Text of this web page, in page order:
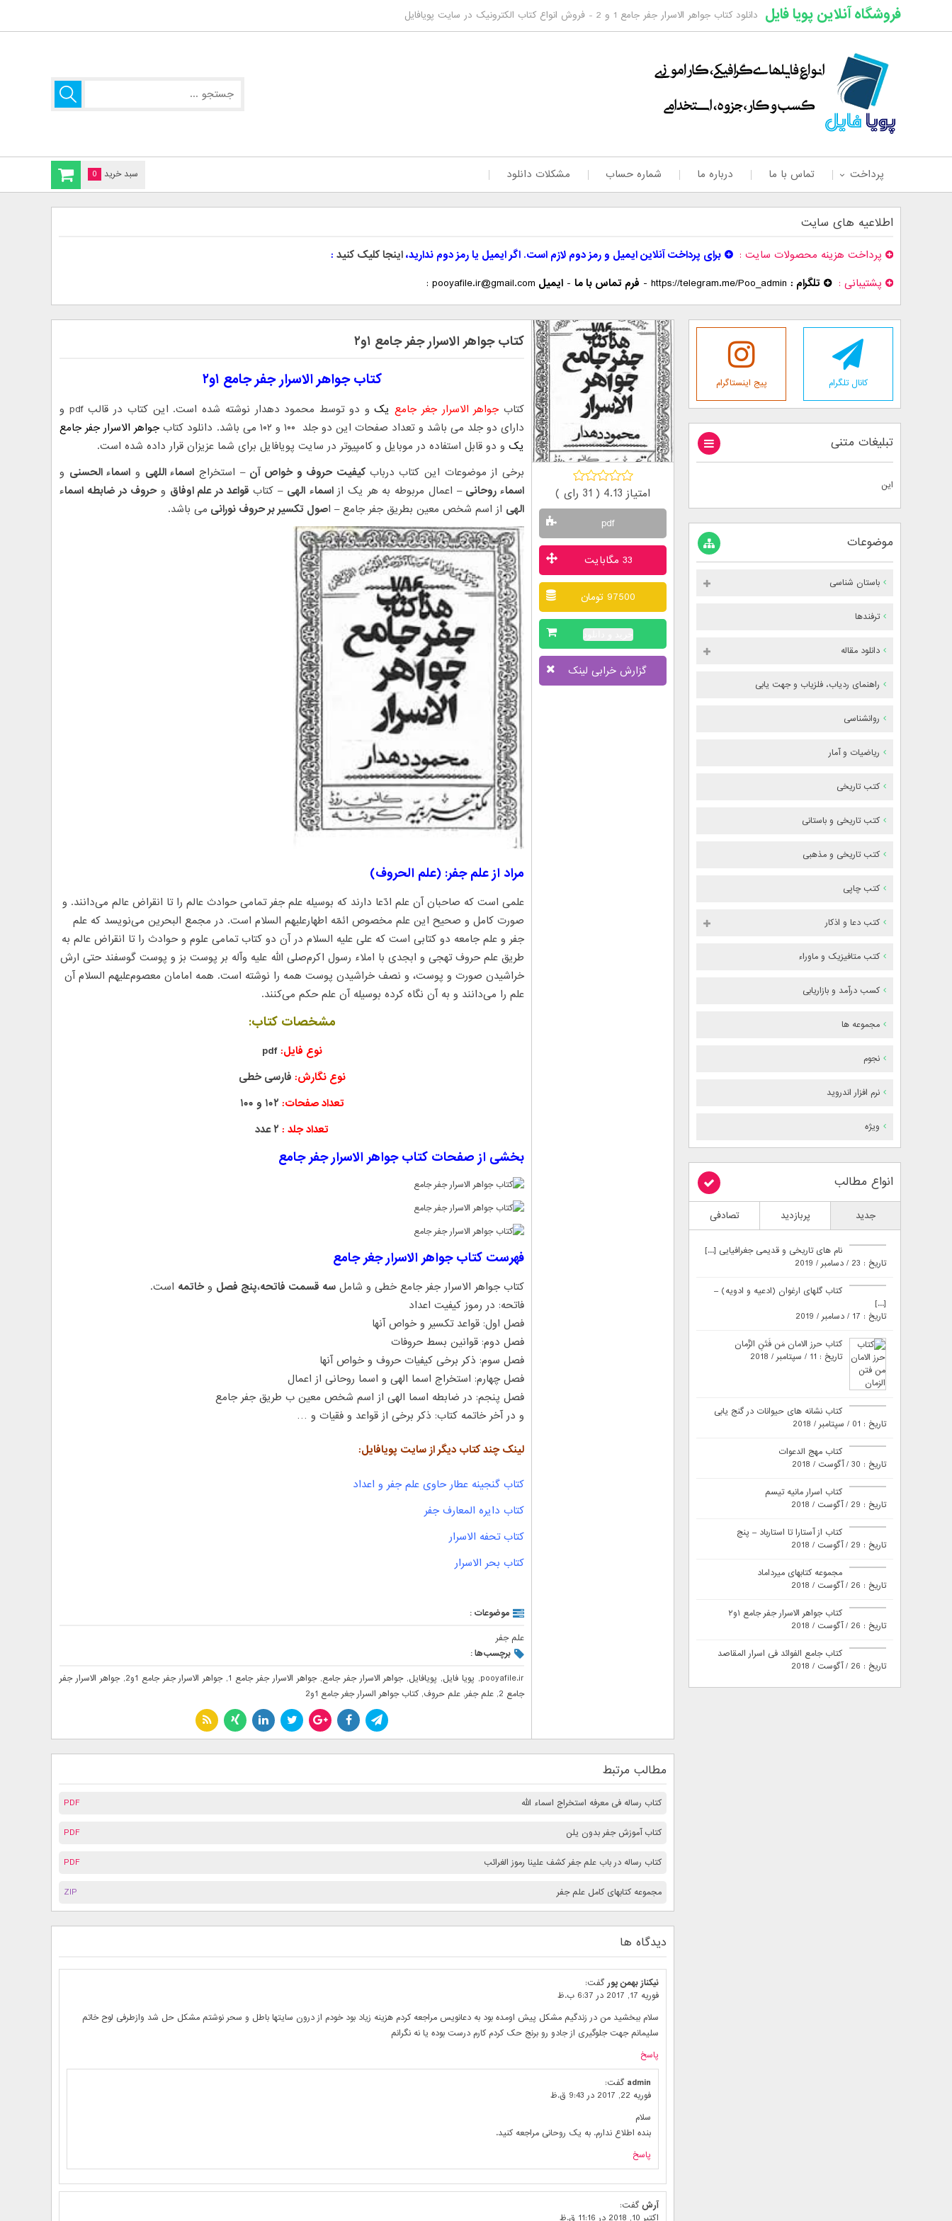
فروشگاه آنلاین پویا فایل دانلود کتاب جواهر الاسرار جفر جامع 1 و 2 - فروش انواع کتاب الکترونیک در سایت پویافایل
سبد خرید 0 پرداخت تماس با ما درباره ما شماره حساب مشکلات دانلود
اطلاعیه های سایت
پرداخت هزینه محصولات سایت برای پرداخت آنلاین ایمیل و رمز دوم لازم است. اگر ایمیل یا رمز دوم ندارید،اینجا کلیک کنید
پشتیبانی
تلگرام : https://telegram.me/Poo_admin
- فرم تماس با ما - ایمیل pooyafile.ir@gmail.com
امتیاز 4.13 ( 31 رای )
pdf
33 مگابایت
97500 تومان
خرید و دانلود
گزارش خرابی لینک
کتاب جواهر الاسرار جفر جامع ۱و۲
کتاب جواهر الاسرار جفر جامع ۱و۲
کتابجواهر الاسرار جغر جامع یک
و دو توسط محمود دهدار نوشته شده است. این کتاب در قالب pdf و
دارای دو جلد می باشد و تعداد صفحات این دو جلد ۱۰۰ و ۱۰۲ می باشد. دانلود کتاب
جواهر الاسرار جفر جامع
یک و دو قابل استفاده در موبایل و کامپیوتر در سایت پویافایل برای شما عزیزان قرار داده شده است.
برخی از موضوعات این کتاب درباب کیفیت حروف و خواص آن – استخراج اسماء اللهی و اسماء الحسنی و
اسماء روحانی – اعمال مربوطه به هر یک ازاسماء الهی – کتاب قواعد در علم اوفاق و حروف در ضابطه اسماء
الهی از اسم شخص معین بطریق جفر جامع – اصول تکسیر بر حروف نورانی می باشد.
مراد از علم جفر: (علم الحروف)
علمی است که صاحبان آن علم ادّعا دارند که بوسیله علم جفر تمامی حوادث عالم را تا انقراض عالم می‌دانند. و
صورت کامل و صحیح این علم مخصوص ائمّه اطهارعلیهم السلام است. در مجمع البحرین می‌نویسد که علم
جفر و علم جامعه دو کتابی است که علی‌ علیه السلام در آن دو کتاب تمامی علوم و حوادث را تا انقراض عالم به
طریق علم حروف تهجی و ابجدی با املاء رسول اکرم‌صلی الله علیه وآله بر پوست بز و پوست گوسفند حتی ارش
خراشیدن صورت و پوست، و نصف خراشیدن پوست همه را نوشته است. همه امامان معصوم‌علیهم السلام آن
علم را می‌دانند و به آن نگاه کرده بوسیله آن علم حکم می‌کنند.
مشخصات کتاب:
نوع فایل:pdf
نوع نگارش: فارسی خطی
تعداد صفحات:
تعداد جلد :
بخشی از صفحات کتابجواهر الاسرار جفر جامع
فهرست کتاب جواهر الاسرار جغر جامع
کتاب جواهر الاسرار جفر جامع خطی و شامل سه قسمت فاتحه،پنج فصل و خاتمه است.
فاتحه: در رموز کیفیت اعداد
فصل اول: قواعد تکسیر و خواص آنها
فصل دوم: قوانین بسط حروفات
فصل سوم: ذکر برخی کیفیات حروف و خواص آنها
فصل چهارم: استخراج اسما الهی و اسما روحانی از اعمال
فصل پنجم: در ضابطه اسما الهی از اسم شخص معین ب طریق جفر جامع
و در آخر خاتمه کتاب: ذکر برخی از قواعد و فقیات و …
لینک چند کتاب دیگر از سایت پویافایل:
کتاب گنجینه عطار حاوی علم جفر و اعداد
کتاب دایره المعارف جفر
کتاب تحفه الاسرار
کتاب بحر الاسرار
موضوعات :
علم جفر
برچسب‌ها :
pooyafile.ir
, پویا فایل, پویافایل,جواهر الاسرار جفر جامع,جواهر الاسرار جفر جامع 1 ,جواهر الاسرار جفر جامع 1و2 ,جواهر الاسرار جفر
جامع 2
, علم جفر, علم حروف, کتاب جواهر السرار جغر جامع 1و2
مطالب مرتبط
PDF کتاب رساله فی معرفه استخراج اسماء الله
PDF کتاب آموزش جفر بدون یلن
PDF کتاب رساله در باب علم جفر کشف علینا رموز الغرائب
ZIP مجموعه کتابهای کامل علم جفر
دیدگاه ها
نیکناز بهمن پور گفت:
فوریه 17, 2017 در 6:37 ب.ظ
سلام ببخشید من در زندگیم مشکل پیش اومده بود به دعانویس مراجعه کردم هزینه زیاد بود خودم از درون سایتها باطل و سحر نوشتم مشکل حل شد وازطرفی لوح خاتم
سلیمانم جهت جلوگیری از جادو رو برنج حک کردم کارم درست بوده یا نه نگرانم
پاسخ
admin گفت:
فوریه 22, 2017 در 9:43 ق.ظ
سلام
بنده اطلاع ندارم. به یک روحانی مراجعه کنید.
پاسخ
آرش گفت:
اکتبر 10, 2018 در 11:16 ق.ظ
کانال تلگرام پیج اینستاگرام
تبلیغات متنی
این
موضوعات
باستان شناسی
ترفندها
دانلود مقاله
راهنمای ردیاب، فلزیاب و جهت یابی
روانشناسی
ریاضیات و آمار
کتب تاریخی
کتب تاریخی و باستانی
کتب تاریخی و مذهبی
کتب چاپی
کتب دعا و اذکار
کتب متافیزیک و ماوراء
کسب درآمد و بازاریابی
مجموعه ها
نجوم
نرم افزار اندروید
ویژه
انواع مطالب
جدید پربازدید تصادفی
نام های تاریخی و قدیمی جغرافیایی [...]
تاریخ : 23 / دسامبر / 2019
کتاب گلهای ارغوان (ادعیه و ادویه) –
[...]
تاریخ : 17 / دسامبر / 2019
کتاب حرز الامان مَن فَتَنِ الزَّمان
تاریخ : 11 / سپتامبر / 2018
کتاب نشانه های حیوانات در گنج یابی
تاریخ : 01 / سپتامبر / 2018
کتاب مهج الدعوات
تاریخ : 30 / آگوست / 2018
کتاب اسرار مانیه تیسم
تاریخ : 29 / آگوست / 2018
کتاب از آستارا تا استارباد – پنج
تاریخ : 29 / آگوست / 2018
مجموعه کتابهای میرداماد
تاریخ : 26 / آگوست / 2018
کتاب جواهر الاسرار جفر جامع ۱و۲
تاریخ : 26 / آگوست / 2018
کتاب جامع الفوائد فی اسرار المقاصد
تاریخ : 26 / آگوست / 2018